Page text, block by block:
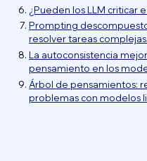
¿Pueden los LLM criticar
Prompting
resolver tareas complejas.
La autoconsistencia
pensamiento en los
Árbol de pensamientos:
problemas con modelos